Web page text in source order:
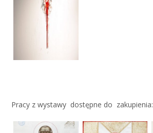
Pracy z wystawy dostępne do zakupienia: